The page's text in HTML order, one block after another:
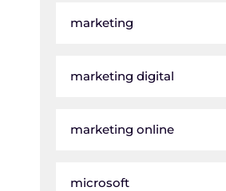
marketing
marketing digital
marketing online
microsoft